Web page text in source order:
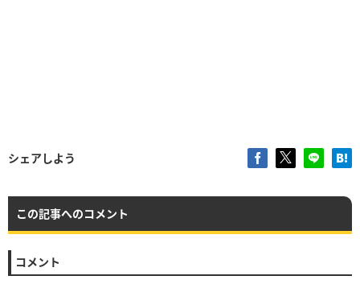
シェアしよう
この記事へのコメント
コメント